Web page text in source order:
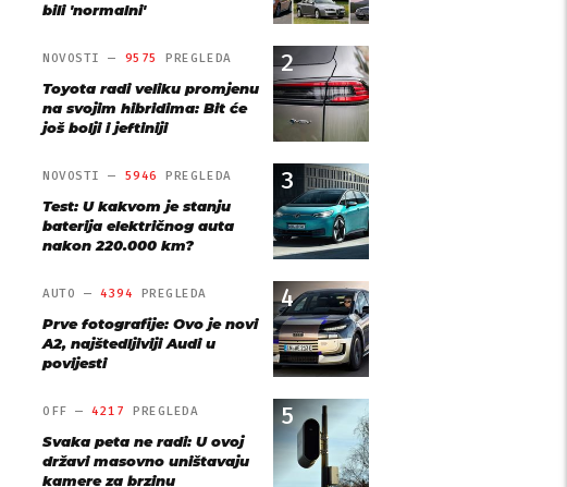
bili 'normalni'
2
NOVOSTI — 9575 PREGLEDA
Toyota radi veliku promjenu
na svojim hibridima: Bit će
još bolji i jeftiniji
3
NOVOSTI — 5946 PREGLEDA
Test: U kakvom je stanju
baterija električnog auta
nakon 220.000 km?
4
AUTO — 4394 PREGLEDA
Prve fotografije: Ovo je novi
A2, najštedljiviji Audi u
povijesti
5
OFF —4217 PREGLEDA
Svaka peta ne radi: U ovoj
državi masovno uništavaju
kamere za brzinu